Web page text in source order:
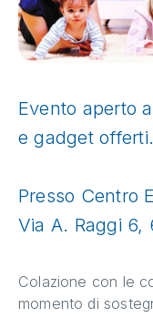
Evento aperto
e gadget offerti.
Presso Centro
Via A. Raggi 6,
Colazione con le
momento di